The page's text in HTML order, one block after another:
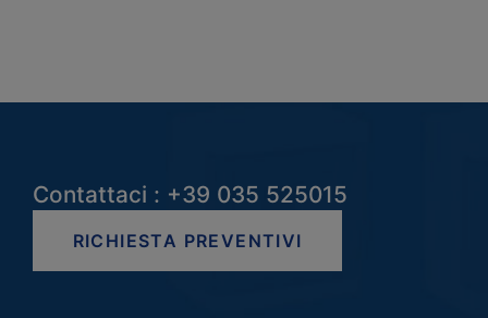
Contattaci : +39 035 525015
RICHIESTA PREVENTIVI